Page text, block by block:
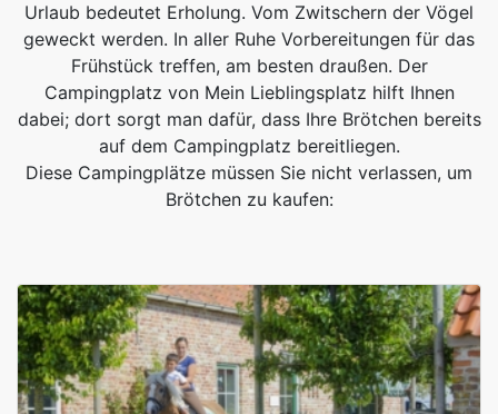
Urlaub bedeutet Erholung. Vom Zwitschern der Vögel
geweckt werden. In aller Ruhe Vorbereitungen für das
Frühstück treffen, am besten draußen. Der
Campingplatz von Mein Lieblingsplatz hilft Ihnen
dabei; dort sorgt man dafür, dass Ihre Brötchen bereits
auf dem Campingplatz bereitliegen.
Diese Campingplätze müssen Sie nicht verlassen, um
Brötchen zu kaufen: